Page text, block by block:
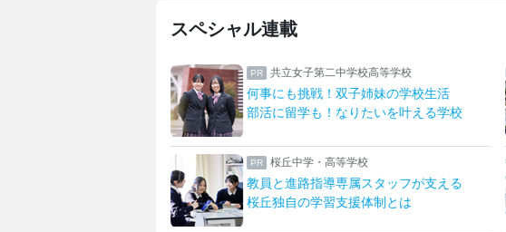
スペシャル連載
共立女子第二中学校高等学校
何事にも挑戦！双子姉妹の学校生活
部活に留学も！なりたいを叶える学校
桜丘中学・高等学校
教員と進路指導専属スタッフが支える
桜丘独自の学習支援体制とは